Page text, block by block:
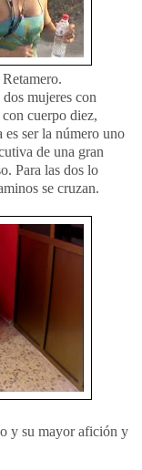
mujeres con
cuerpo diez,
es ser la número uno
de una gran
Para las dos lo
se cruzan.
y su mayor afición y